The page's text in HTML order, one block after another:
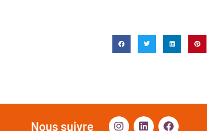
Nous suivre